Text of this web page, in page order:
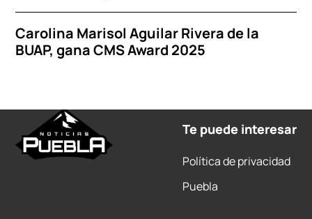
Carolina Marisol Aguilar Rivera de la
BUAP, gana CMS Award 2025
Te puede interesar
Política de privacidad
Puebla